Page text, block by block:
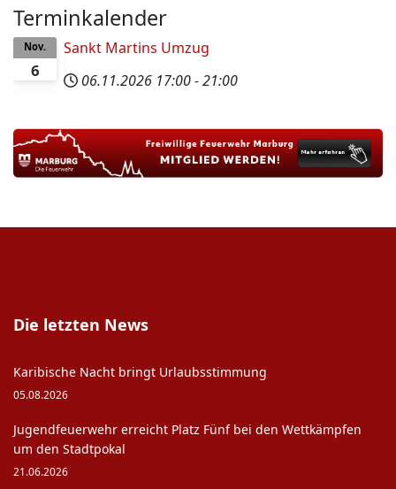
Terminkalender
6
Nov.
Sankt Martins Umzug
06.11.2026 17:00-21:00
Die letzten News
Karibische Nacht bringt Urlaubsstimmung
05.08.2026
Jugendfeuerwehr erreicht Platz Fünf bei den Wettkämpfen
um den Stadtpokal
21.06.2026